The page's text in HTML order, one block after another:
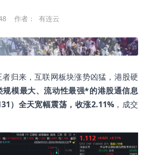
作者： 有连云
归来，互联网板块涨势凶猛，港股硬
规模最大、流动性最强*的港股通信息
）全天宽幅震荡，收涨2.11%，成交